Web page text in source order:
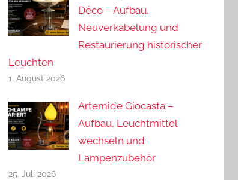
Déco – Aufbau,
Neuverkabelung und
Restaurierung historischer
Leuchten
1. August 2026
Artemide Giocasta –
Aufbau, Leuchtmittel
wechseln und
Lampenzubehör
25. Juli 2026